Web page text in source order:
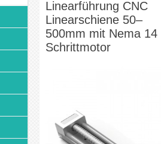
Linearführung CNC
Linearschiene 50–
500mm mit Nema 14
Schrittmotor